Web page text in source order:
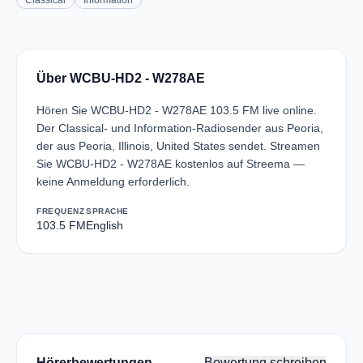
Über WCBU-HD2 - W278AE
Hören Sie WCBU-HD2 - W278AE 103.5 FM live online.
Der Classical- und Information-Radiosender aus Peoria,
der aus Peoria, Illinois, United States sendet. Streamen
Sie WCBU-HD2 - W278AE kostenlos auf Streema —
keine Anmeldung erforderlich.
FREQUENZ
103.5 FM
SPRACHE
English